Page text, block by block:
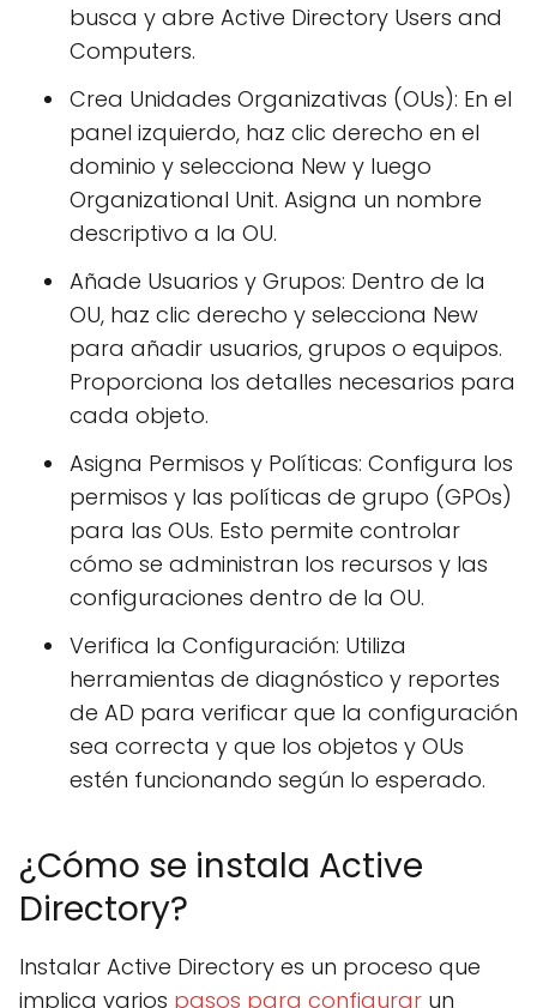
busca y abre Active Directory Users and
Computers.
Crea Unidades Organizativas (OUs): En el
panel izquierdo, haz clic derecho en el
dominio y selecciona New y luego
Organizational Unit. Asigna un nombre
descriptivo a la OU.
Añade Usuarios y Grupos: Dentro de la
OU, haz clic derecho y selecciona New
para añadir usuarios, grupos o equipos.
Proporciona los detalles necesarios para
cada objeto.
Asigna Permisos y Políticas: Configura los
permisos y las políticas de grupo (GPOs)
para las OUs. Esto permite controlar
cómo se administran los recursos y las
configuraciones dentro de la OU.
Verifica la Configuración: Utiliza
herramientas de diagnóstico y reportes
de AD para verificar que la configuración
sea correcta y que los objetos y OUs
estén funcionando según lo esperado.
¿Cómo se instala Active
Directory?
Instalar Active Directory es un proceso que
implica varios pasos para configurar un